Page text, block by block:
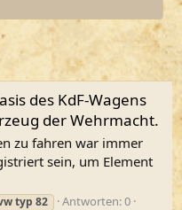
des KdF-Wagens
der Wehrmacht.
zu fahren war immer
sein, um Element
typ 82
Antworten: 0